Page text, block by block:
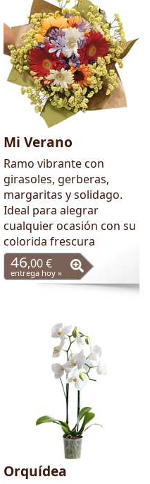
Mi Verano
Ramo vibrante con
girasoles, gerberas,
margaritas y solidago.
Ideal para alegrar
cualquier ocasión con su
colorida frescura
46,00 €
entrega hoy »
Orquídea